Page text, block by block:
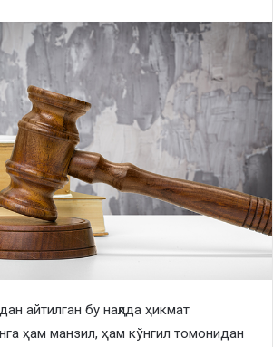
айтилган бу нақлда ҳикмат
ҳам манзил, ҳам кўнгил томонидан